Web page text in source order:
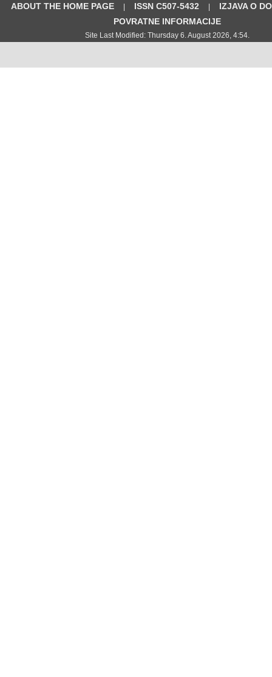
ABOUT THE HOME PAGE
| ISSN C507-5432 |
IZJAVA O
POVRATNE INFORMACIJE
Site Last Modified: Thursday 6. August 2026, 4:54.